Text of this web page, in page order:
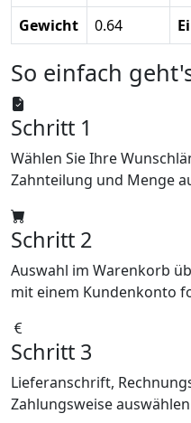
Gewicht 0.64
So einfach
Schritt 1
Wählen Sie Ihre
Zahnteilung und Menge
Schritt 2
Auswahl im Warenkorb
mit einem Kundenkonto
Schritt 3
Lieferanschrift,
Zahlungsweise